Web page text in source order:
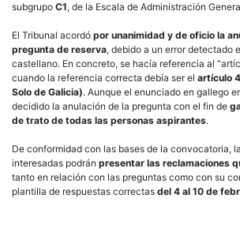
subgrupo C1, de la Escala de Administración
El Tribunal acordó por unanimidad y de oficio la
pregunta de reserva, debido a un error detectado
castellano. En concreto, se hacía referencia al
cuando la referencia correcta debía ser el artículo
Solo de Galicia). Aunque el enunciado en gallego
decidido la anulación de la pregunta con el fin de
de trato de todas las personas aspirantes.
De conformidad con las bases de la convocatoria,
interesadas podrán presentar las reclamaciones
tanto en relación con las preguntas como con su
plantilla de respuestas correctas del 4 al 10 de